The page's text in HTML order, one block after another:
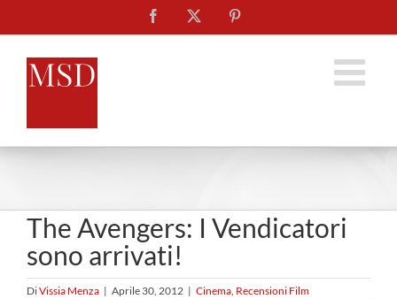
al
contenuto
Facebook
The Avengers: I Vendicatori
sono arrivati!
DiVissia Menza | Aprile 30, 2012 | Cinema, Recensioni Film